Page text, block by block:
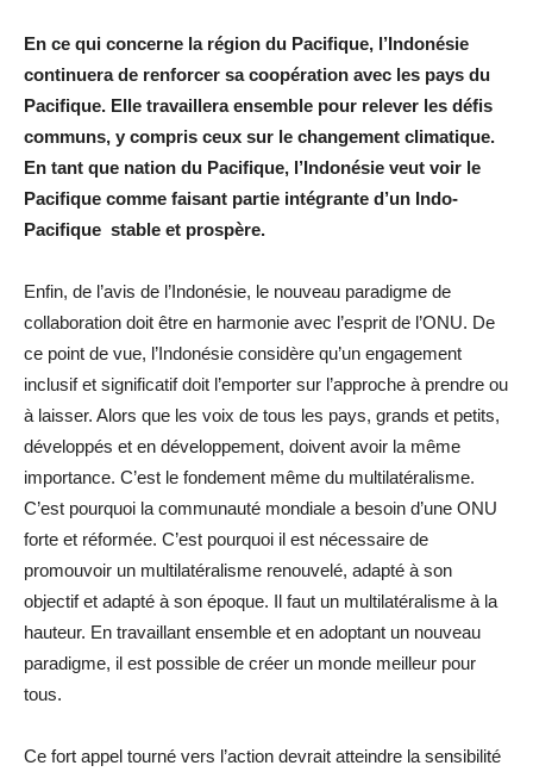
En ce qui concerne la région du Pacifique, l’Indonésie
continuera de renforcer sa coopération avec les pays du
Pacifique. Elle travaillera ensemble pour relever les défis
communs, y compris ceux sur le changement climatique.
En tant que nation du Pacifique, l’Indonésie veut voir le
Pacifique comme faisant partie intégrante d’un Indo-
Pacifique stable et prospère.
Enfin, de l’avis de l’Indonésie, le nouveau paradigme de
collaboration doit être en harmonie avec l’esprit de l’ONU. De
ce point de vue, l’Indonésie considère qu’un engagement
inclusif et significatif doit l’emporter sur l’approche à prendre ou
à laisser. Alors que les voix de tous les pays, grands et petits,
développés et en développement, doivent avoir la même
importance. C’est le fondement même du multilatéralisme.
C’est pourquoi la communauté mondiale a besoin d’une ONU
forte et réformée. C’est pourquoi il est nécessaire de
promouvoir un multilatéralisme renouvelé, adapté à son
objectif et adapté à son époque. Il faut un multilatéralisme à la
hauteur. En travaillant ensemble et en adoptant un nouveau
paradigme, il est possible de créer un monde meilleur pour
tous.
Ce fort appel tourné vers l’action devrait atteindre la sensibilité